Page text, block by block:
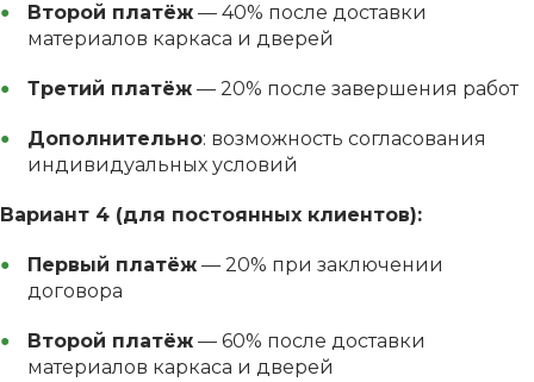
Второй платёж— 40% после доставки
материалов каркаса и дверей
Третий платёж— 20% после завершения работ
Дополнительно: возможность согласования
индивидуальных условий
Вариант 4 (для постоянных клиентов):
Первый платёж— 20% при заключении
договора
Второй платёж— 60% после доставки
материалов каркаса и дверей